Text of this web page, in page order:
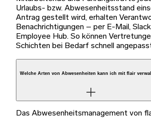
Urlaubs- bzw. Abwesenheitsstand
Antrag gestellt wird, erhalten
Benachrichtigungen – per E-Mail,
Employee Hub. So können
Schichten bei Bedarf schnell
Welche Arten von Abwesenheiten kann ich mit flair
Das Abwesenheitsmanagement von